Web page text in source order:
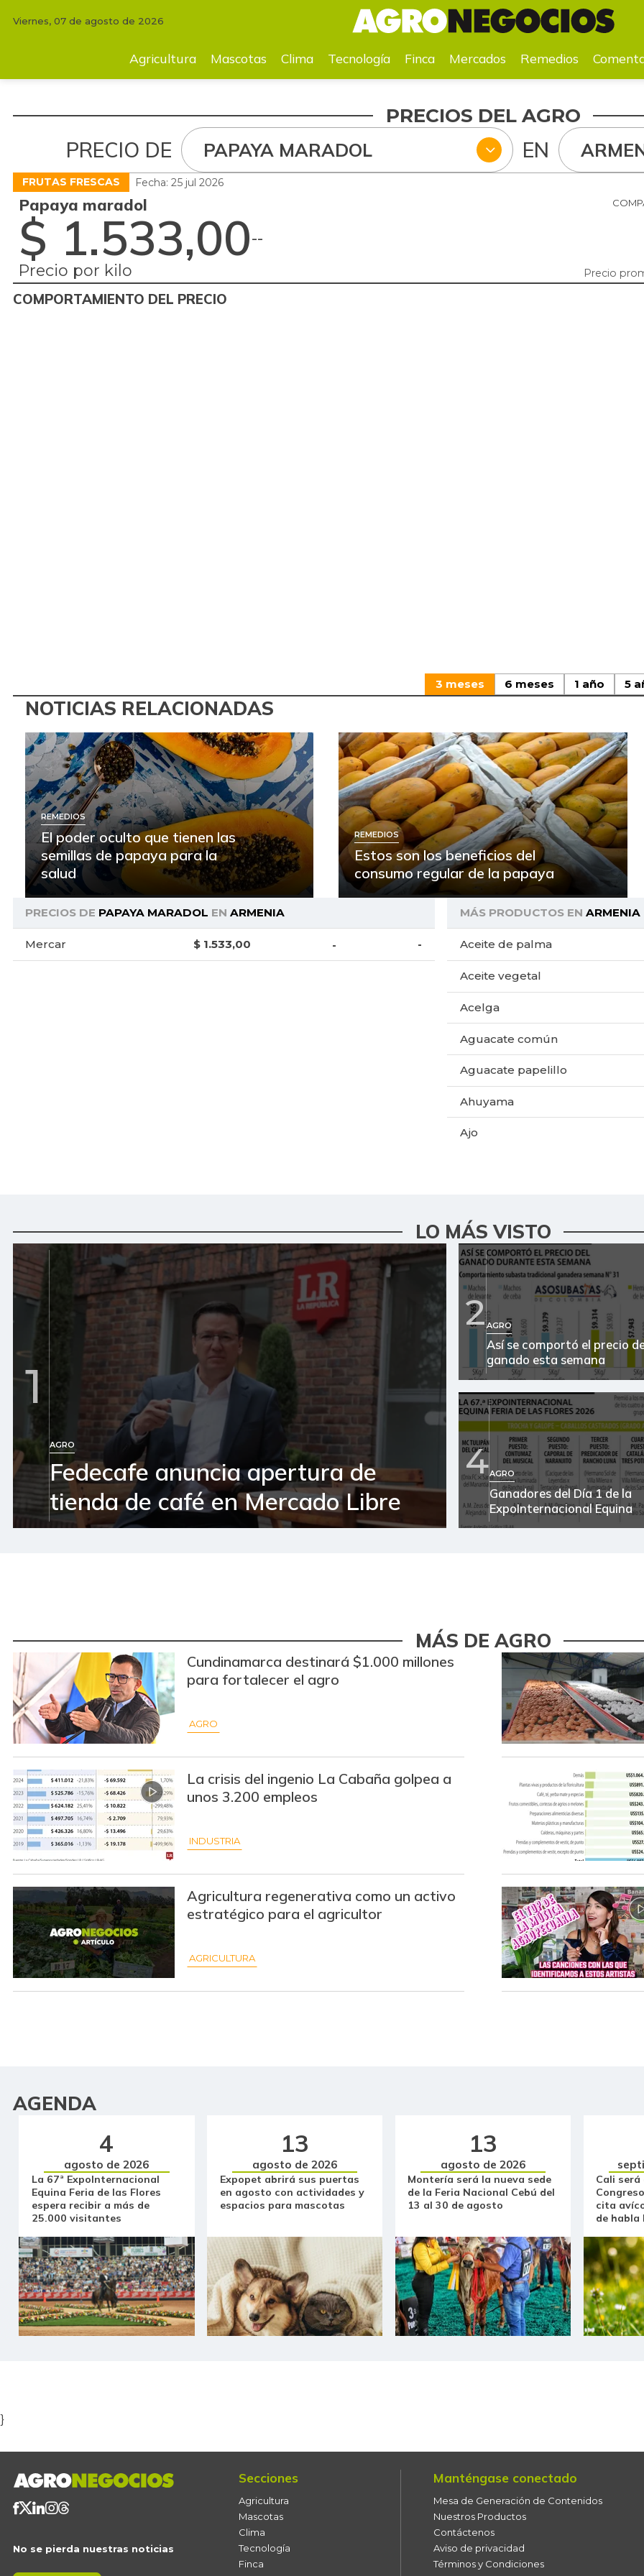
Mascotas Clima Tecnología Mercados Remedios Comentarios Agenda
Viernes, 07 de agosto de 2026
Agricultura Mascotas Clima Tecnología Finca Mercados Remedios
PRECIOS DEL AGRO
PRECIO DE PAPAYA MARADOL EN
FRUTAS FRESCAS Fecha: 25 jul 2026
Papaya maradol
$ 1.533,00--
Precio por kilo
Precio
COMPORTAMIENTO DEL PRECIO
3 meses 6 meses 1 año 5
NOTICIAS RELACIONADAS
REMEDIOS
El poder oculto que tienen las
semillas de papaya para la
salud
REMEDIOS
Estos son los beneficios del
consumo regular de la papaya
PRECIOS DE PAPAYA MARADOL EN ARMENIA
Mercar $ 1.533,00 - -
MÁS PRODUCTOS EN ARMENIA
Aceite de palma
Aceite vegetal
Acelga
Aguacate común
Aguacate papelillo
Ahuyama
Ajo
Arracacha blanca
Arroz de primera
Arveja verde
Arveja verde seca
Atún en lata
Avena en hojuelas
Azúcar
Bagre rayado en postas
congelado
Banano criollo
Berenjena
Brazo con hueso de cerdo
Brazo sin hueso de cerdo
Cabeza de lomo de cerdo
Cadera de res
Café molido
Carne de cerdo en canal
Carne de res en canal
Cazuela de mariscos
Chocolate amargo
Chócolo mazorca
Cilantro
Cogote de carne de res
Coliflor
Costilla de cerdo
Espinaca
Espinazo de cerdo
Falda de res
Filete congelado de róbalo
LO MÁS VISTO
1
AGRO
Fedecafe anuncia apertura de
tienda de café en Mercado Libre
2AGRO
Así se comportó el precio
ganado esta semana
4AGRO
Ganadores del Día 1 de la
ExpoInternacional Equina
MÁS DE AGRO
Cundinamarca destinará $1.000 millones
para fortalecer el agro
AGRO
La crisis del ingenio La Cabaña golpea a
unos 3.200 empleos
INDUSTRIA
Agricultura regenerativa como un activo
estratégico para el agricultor
AGRICULTURA
AGENDA
4
agosto de 2026
La 67ª ExpoInternacional
Equina Feria de las Flores
espera recibir a más de
25.000 visitantes
13
agosto de 2026
Expopet abrirá sus puertas
en agosto con actividades y
espacios para mascotas
13
agosto de 2026
Montería será la nueva sede
de la Feria Nacional Cebú del
13 al 30 de agosto
Cali será
cita
de habla
}
No se pierda nuestras noticias
Secciones
Agricultura
Mascotas
Clima
Tecnología
Finca
Manténgase conectado
Mesa de Generación de Contenidos
Nuestros Productos
Contáctenos
Aviso de privacidad
Términos y Condiciones